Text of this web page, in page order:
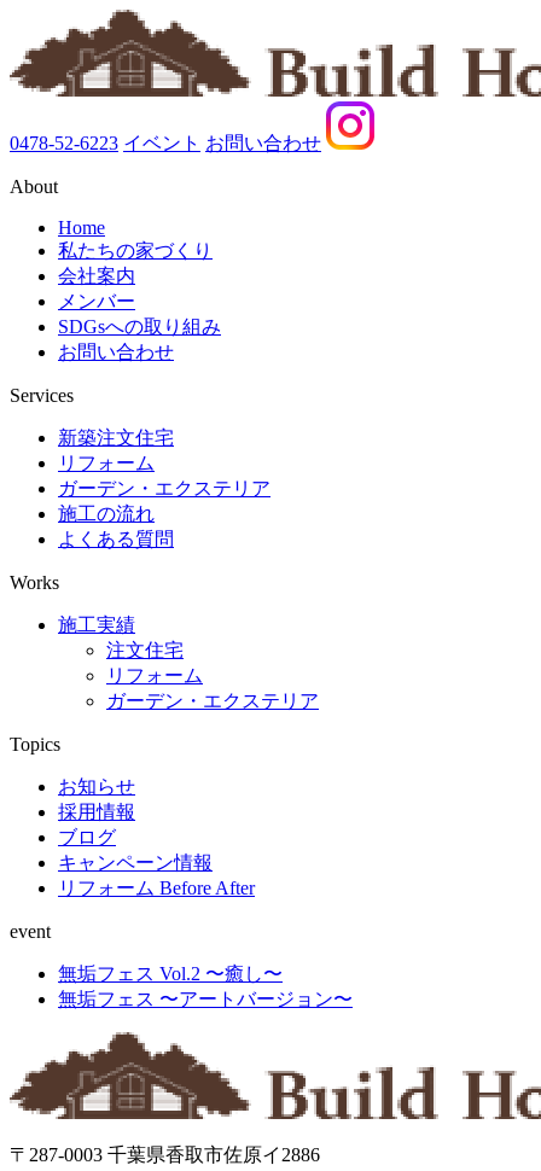
0478-52-6223 イベント お問い合わせ
About
Home
私たちの家づくり
会社案内
メンバー
SDGsへの取り組み
お問い合わせ
Services
新築注文住宅
リフォーム
ガーデン・エクステリア
施工の流れ
よくある質問
Works
施工実績
注文住宅
リフォーム
ガーデン・エクステリア
Topics
お知らせ
採用情報
ブログ
キャンペーン情報
リフォーム Before After
event
無垢フェス Vol.2 〜癒し〜
無垢フェス 〜アートバージョン〜
〒287-0003 千葉県香取市佐原イ2886